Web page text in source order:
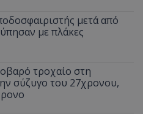
μετά από
με πλάκες
τροχαίο στη
σύζυγο του 27χρονου,